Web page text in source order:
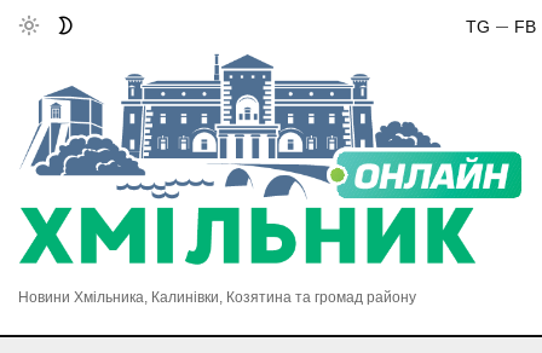
FB
TG
Новини Хмільника, Калинівки, Козятина та громад району